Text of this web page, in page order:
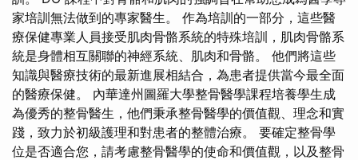
家培訓無法做到的專家醫生。 作為培訓的一部分，這些醫
療保健專業人員接受肌肉骨骼系統的特殊培訓，肌肉骨骼系
統是身體相互關聯的神經系統、肌肉和骨骼。 他們將這些
知識與醫療技術的最新進展相結合，為患者提供當今最全面
的醫療保健。 內華達州圖羅大學整骨醫學課程培養學生成
為優秀的整骨醫生，他們秉承整骨醫學的價值觀、理念和實
踐，致力於初級護理和對患者的整體治療。 要確定整骨學
位是否適合您，請考慮整骨醫學的使命和價值觀，以及整骨